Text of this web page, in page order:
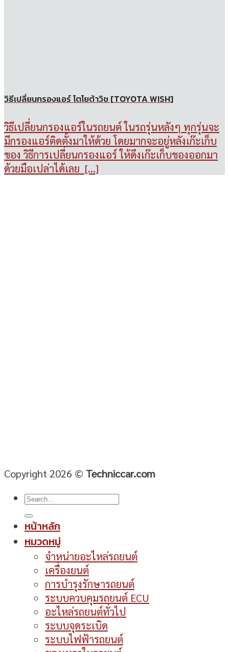
วิธีเปลี่ยนกรองแอร์ โตโยต้าวิช [TOYOTA WISH]
วิธีเปลี่ยนกรองแอร์ในรถยนต์ ในรถรุ่นหลังๆ ทุกรุ่นจะ
มีกรองแอร์ติดตั้งมาให้ด้วย โดยมากจะอยู่หลังเก๊ะเก็บ
ของ วิธีการเปลี่ยนกรองแอร์ ให้ดึงเก๊ะเก็บของออกมา
ด้วยมือเปล่าได้เลย [...]
Copyright 2026 © Techniccar.com
หน้าหลัก
หมวดหมู่
จำหน่ายอะไหล่รถยนต์
เครื่องยนต์
การบำรุงรักษารถยนต์
ระบบควบคุมรถยนต์ ECU
อะไหล่รถยนต์ทั่วไป
ระบบจุดระเบิด
ระบบไฟฟ้ารถยนต์